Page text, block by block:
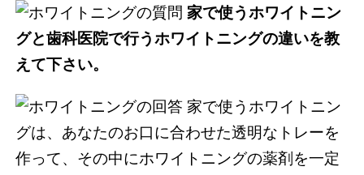
家で使うホワイトニン
グと歯科医院で行うホワイトニングの違いを教
えて下さい。
家で使うホワイトニン
グは、あなたのお口に合わせた透明なトレーを
作って、その中にホワイトニングの薬剤を一定